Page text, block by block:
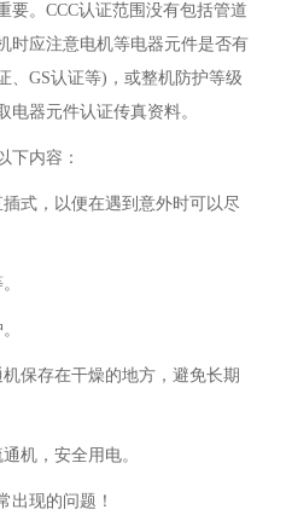
要。CCC认证范围没有包括管道
时应注意电机等电器元件是否有
、GS认证等)，或整机防护等级
电器元件认证传真资料。
下内容：
式，以便在遇到意外时可以尽
保存在干燥的地方，避免长期
机，安全用电。
出现的问题！